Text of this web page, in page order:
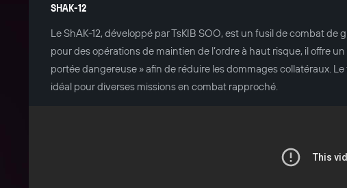
SHAK-12
Le ShAK-12, développé par TsKIB SOO, est un fusil de combat
pour des opérations de maintien de l’ordre à haut risque, il offre
portée dangereuse » afin de réduire les dommages collatéraux.
idéal pour diverses missions en combat rapproché.